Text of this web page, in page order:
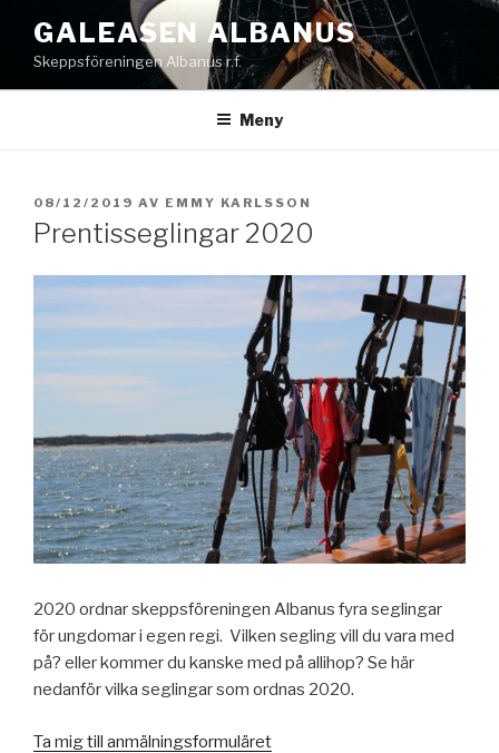
innehåll
GALEASEN ALBANUS
Skeppsföreningen Albanus r.f.
Meny
PUBLICERAT
08/12/2019 AV EMMY KARLSSON
Prentisseglingar 2020
2020 ordnar skeppsföreningen Albanus fyra seglingar
för ungdomar i egen regi. Vilken segling vill du vara med
på? eller kommer du kanske med på allihop? Se här
nedanför vilka seglingar som ordnas 2020.
Ta mig till anmälningsformuläret